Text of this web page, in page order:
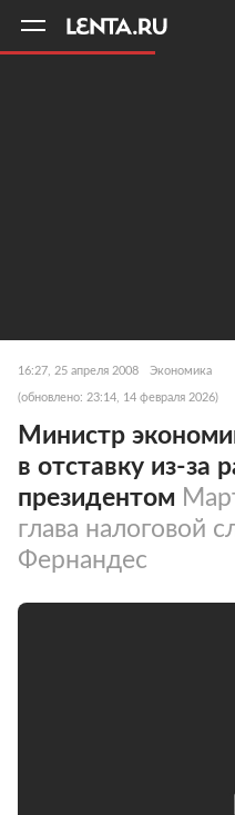
16:27, 25 апреля 2008 Экономика
(обновлено: 23:14, 14 февраля 2026)
Министр
в отставку из-за
президентом
глава налоговой
Фернандес